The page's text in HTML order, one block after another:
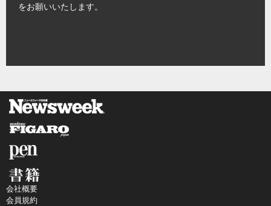
をお願いいたします。
会社概要
会員規約